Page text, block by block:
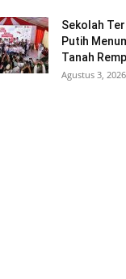
Sekolah
Putih
Tanah
Agustus 3, 2026